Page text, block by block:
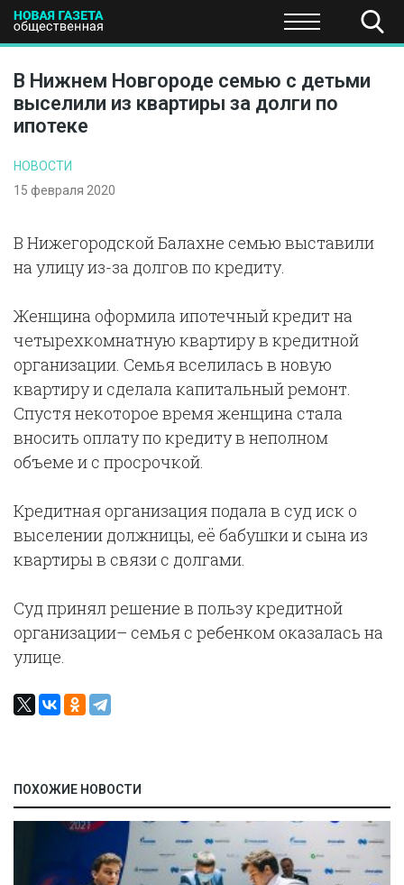
ПОЛИТИКА ЭКОНОМИКА НАУКА И
В Нижнем Новгороде семью с детьми
выселили из квартиры за долги по
ипотеке
НОВОСТИ
15 февраля 2020
В Нижегородской Балахне семью выставили
на улицу из-за долгов по кредиту.
Женщина оформила ипотечный кредит на
четырехкомнатную квартиру в кредитной
организации. Семья вселилась в новую
квартиру и сделала капитальный ремонт.
Спустя некоторое время женщина стала
вносить оплату по кредиту в неполном
объеме и с просрочкой.
Кредитная организация подала в суд иск о
выселении должницы, её бабушки и сына из
квартиры в связи с долгами.
Суд принял решение в пользу кредитной
организации– семья с ребенком оказалась на
улице.
ПОХОЖИЕ НОВОСТИ